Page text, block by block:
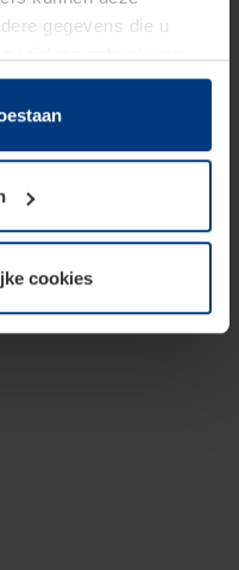
gegevens die u
cookies op uw
is. Voor alle andere
benodigd. Uw
bij de uitleg van de
cookies